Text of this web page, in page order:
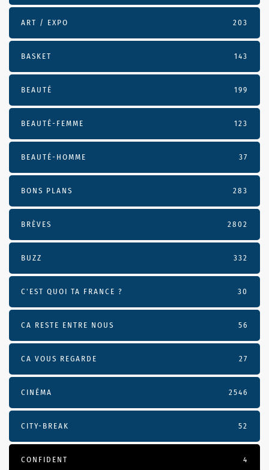
ART / EXPO 203
BASKET 143
BEAUTÉ 199
BEAUTÉ-FEMME 123
BEAUTÉ-HOMME 37
BONS PLANS 283
BRÈVES 2802
BUZZ 332
C'EST QUOI TA FRANCE ? 30
CA RESTE ENTRE NOUS 56
CA VOUS REGARDE 27
CINÉMA 2546
CITY-BREAK 52
CONFIDENT 4